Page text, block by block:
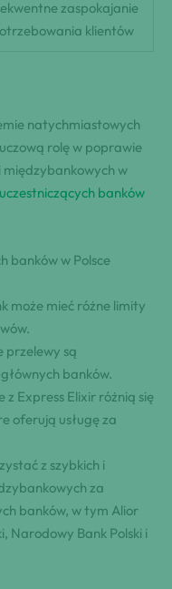
zaspokajanie
klientów
natychmiastowych
rolę w poprawie
międzybankowych w
banków
banków w Polsce
może mieć różne limity
przelewy są
banków.
Express Elixir różnią się
oferują usługę za
z szybkich i
za
banków, w tym Alior
Narodowy Bank Polski i